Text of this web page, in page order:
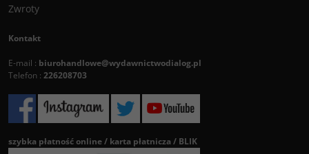
Zwroty
Kontakt
E-mail : biurohandlowe@wydawnictwodialog.pl
Telefon : 226208703
szybka płatność online / karta płatnicza / BLIK